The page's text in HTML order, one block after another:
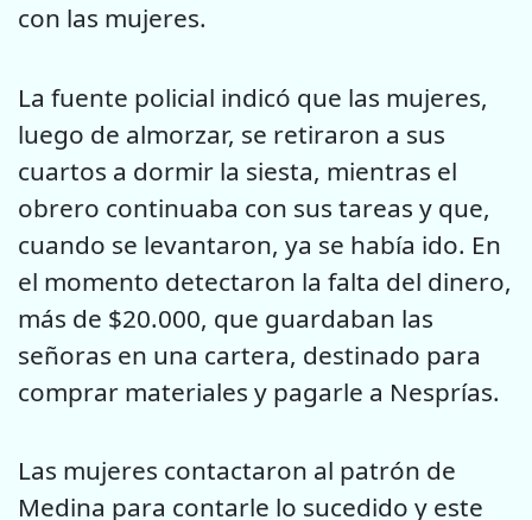
con las mujeres.
La fuente policial indicó que las mujeres,
luego de almorzar, se retiraron a sus
cuartos a dormir la siesta, mientras el
obrero continuaba con sus tareas y que,
cuando se levantaron, ya se había ido. En
el momento detectaron la falta del dinero,
más de $20.000, que guardaban las
señoras en una cartera, destinado para
comprar materiales y pagarle a Nesprías.
Las mujeres contactaron al patrón de
Medina para contarle lo sucedido y este